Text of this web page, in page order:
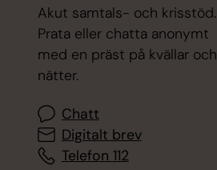
Akut samtals- och krisstöd.
Prata eller chatta anonymt
med en präst på kvällar och
nätter.
Chatt
Digitalt brev
Telefon 112